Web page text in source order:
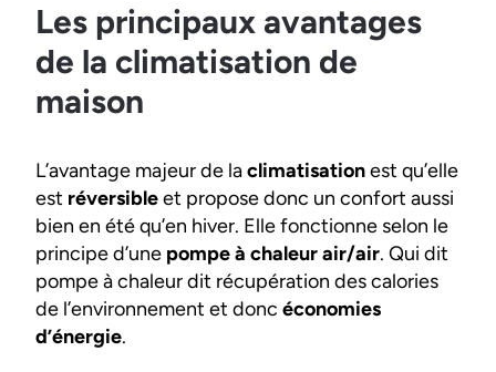
Les principaux avantages
de la climatisation de
maison
L’avantage majeur de laclimatisationest qu’elle
est réversibleet propose donc un confort aussi
bien en été qu’en hiver. Elle fonctionne selon le
principe d’une pompe à chaleur air/air. Qui dit
pompe à chaleur dit récupération des calories
de l’environnement et donc économies
d’énergie.